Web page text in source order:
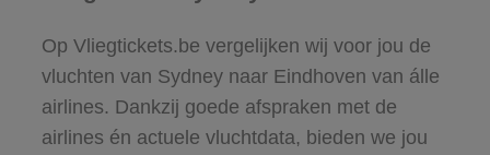
Op Vliegtickets.be vergelijken wij voor jou de
vluchten van Sydney naar Eindhoven van álle
airlines. Dankzij goede afspraken met de
airlines én actuele vluchtdata, bieden we jou